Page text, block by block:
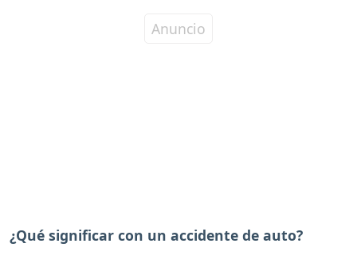
¿Qué significar con un accidente de auto?